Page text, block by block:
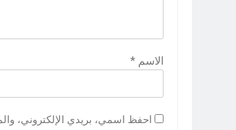
الاسم *
احفظ اسمي، بريدي الإلكتروني،